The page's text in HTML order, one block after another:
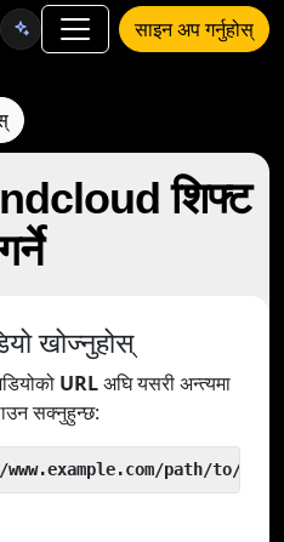
साइन अप गर्नुहोस्
शिफ्ट
खोज्नुहोस्
URLअघि यसरी अन्त्यमा
सक्नुहुन्छ:
path/to/